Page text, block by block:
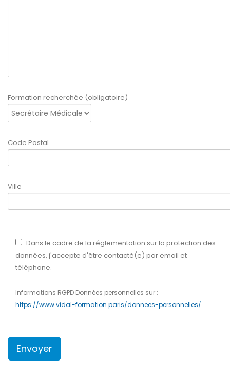
Formation recherchée (obligatoire)
Code Postal
Ville
Dans le cadre de la réglementation sur la protection des
données, j'accepte d'être contacté(e) par email et
téléphone.
Informations RGPD Données personnelles sur :
https://www.vidal-formation.paris/donnees-personnelles/